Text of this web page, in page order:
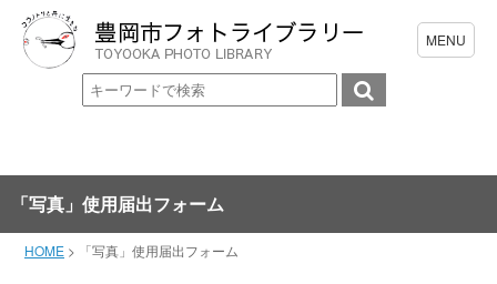
「写真」使用届出フォーム
HOME > 「写真」使用届出フォーム